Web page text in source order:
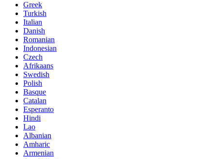
Greek
Turkish
Italian
Danish
Romanian
Indonesian
Czech
Afrikaans
Swedish
Polish
Basque
Catalan
Esperanto
Hindi
Lao
Albanian
Amharic
Armenian